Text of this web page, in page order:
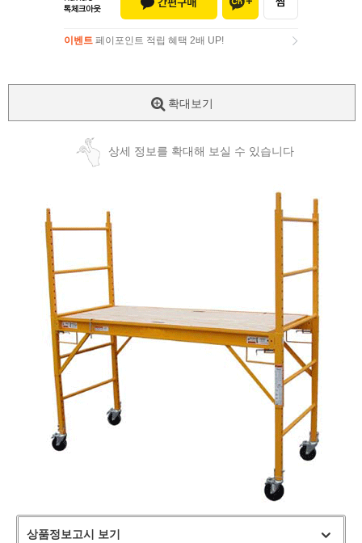
이벤트 페이포인트 적립 혜택 2배 UP!
확대보기
상세 정보를 확대해 보실 수 있습니다
상품정보고시 보기